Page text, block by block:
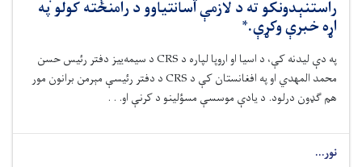
راستنېدونکو ته د لازمې اسانتیاوو د رامنځته کولو په
اړه خبرې وکړې.*
په دې لیدنه کې، د اسیا او اروپا لپاره د CRS د سیمه‌ییز دفتر رئیس حسن
محمد المهدي او په افغانستان کې د CRS د دفتر رئیسې مېرمن برانون مور
هم ګډون درلود. د یادې موسسې مسؤلینو د کرنې او. . .
نور...